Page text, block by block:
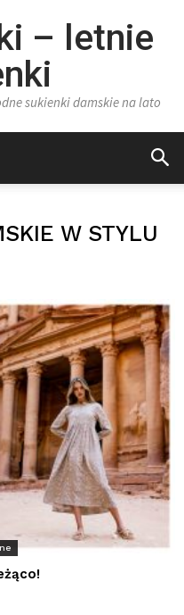
– letnie
sukienki damskie na lato
W STYLU